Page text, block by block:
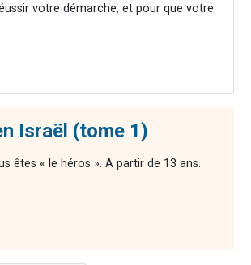
votre démarche, et pour que votre
Israël (tome 1)
êtes « le héros ». A partir de 13 ans.